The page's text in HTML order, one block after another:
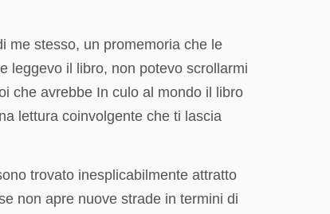
me stesso, un promemoria che le
leggevo il libro, non potevo scrollarmi
che avrebbe In culo al mondo il libro
lettura coinvolgente che ti lascia
trovato inesplicabilmente attratto
non apre nuove strade in termini di